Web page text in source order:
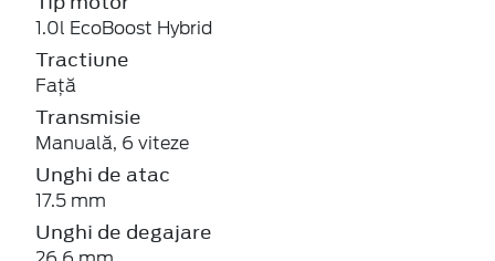
1.0l EcoBoost Hybrid
Tractiune
Față
Transmisie
Manuală, 6 viteze
Unghi de atac
17.5 mm
Unghi de degajare